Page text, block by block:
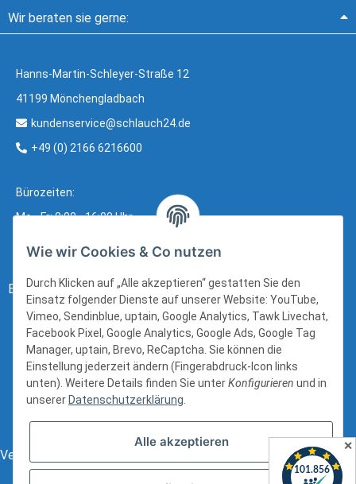
Wir beraten sie gerne:
Hanns-Martin-Schleyer-Straße 12
41199 Mönchengladbach
kundenservice@schlauch24.de
+49 (0) 2166 6216600
Bürozeiten:
Mo - Fr: 8:00 - 16:00 Uhr
Bezahlung:
Versand:
Wie wir Cookies & Co nutzen
Durch Klicken auf „Alle akzeptieren“ gestatten Sie den
Einsatz folgender Dienste auf unserer Website: YouTube,
Vimeo, Sendinblue, uptain, Google Analytics, Tawk Livechat,
Facebook Pixel, Google Analytics, Google Ads, Google Tag
Manager, uptain, Brevo, ReCaptcha. Sie können die
Einstellung jederzeit ändern (Fingerabdruck-Icon links
unten). Weitere Details finden Sie unterKonfigurieren und in
unserer Datenschutzerklärung.
Alle akzeptieren ✕